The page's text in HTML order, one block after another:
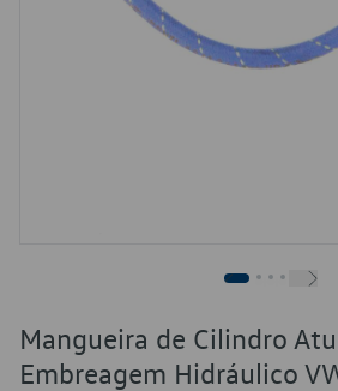
Mangueira de Cilindro
Embreagem Hidráulico